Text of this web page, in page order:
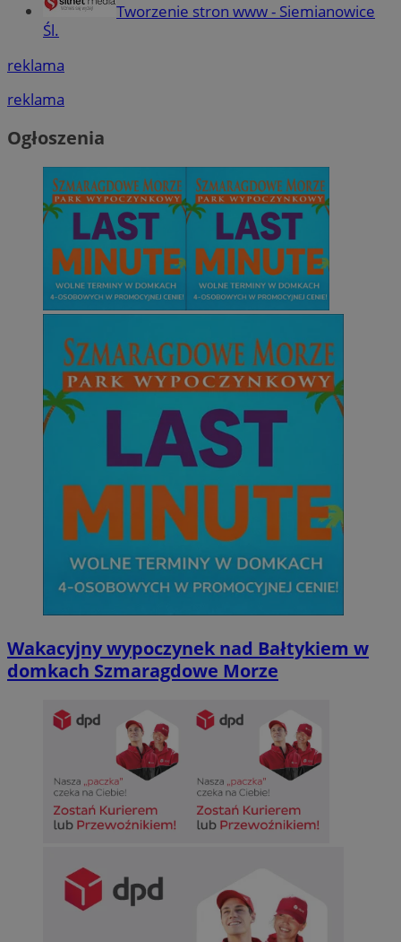
Tworzenie stron www - Siemianowice
Śl.
reklama
reklama
Ogłoszenia
Wakacyjny wypoczynek nad Bałtykiem w
domkach Szmaragdowe Morze